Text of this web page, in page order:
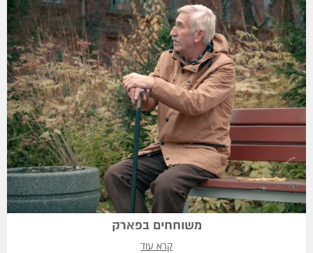
משוחחים בפארק
קרא עוד